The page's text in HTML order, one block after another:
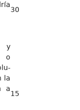
30
y
o
la
a
15